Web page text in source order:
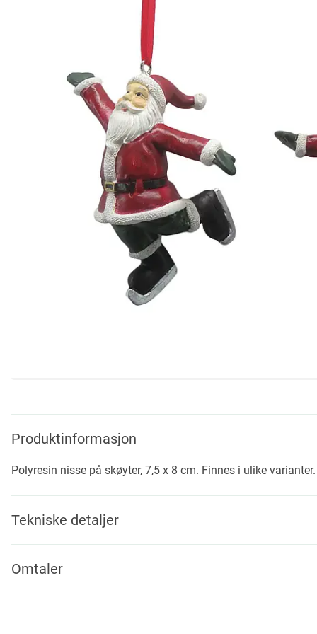
the
beginning
the
images
gallery
Produktinformasjon
Polyresin nisse på skøyter, 7,5 x 8 cm. Finnes i ulike varianter.
Tekniske detaljer
Omtaler